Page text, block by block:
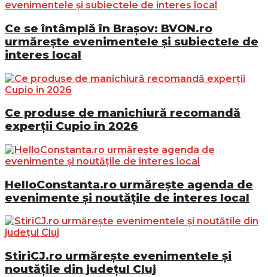
Ce se întâmplă în Brașov: BVON.ro
urmărește evenimentele și subiectele de
interes local
Ce produse de manichiură recomandă
experții Cupio în 2026
HelloConstanta.ro urmărește agenda de
evenimente și noutățile de interes local
StiriCJ.ro urmărește evenimentele și
noutățile din județul Cluj